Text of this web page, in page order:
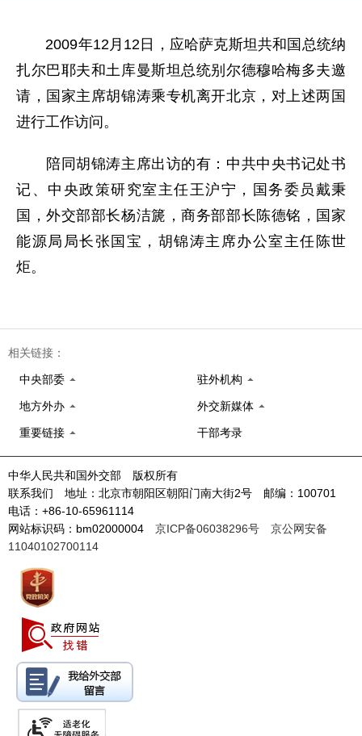
2009年12月12日，应哈萨克斯坦共和国总统纳
扎尔巴耶夫和土库曼斯坦总统别尔德穆哈梅多夫邀
请，国家主席胡锦涛乘专机离开北京，对上述两国
进行工作访问。
陪同胡锦涛主席出访的有：中共中央书记处书
记、中央政策研究室主任王沪宁，国务委员戴秉
国，外交部部长杨洁篪，商务部部长陈德铭，国家
能源局局长张国宝，胡锦涛主席办公室主任陈世
炬。
相关链接：
中央部委 驻外机构
地方外办 外交新媒体
重要链接 干部考录
中华人民共和国外交部 版权所有
联系我们 地址：北京市朝阳区朝阳门南大街2号 邮编：100701
电话：+86-10-65961114
网站标识码：bm02000004 京ICP备06038296号
京公网安备
11040102700114